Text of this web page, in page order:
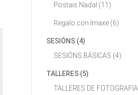
Postais Nadal (11)
Regalo con Imaxe (6)
SESIÓNS (4)
SESIÓNS BÁSICAS (4)
TALLERES (5)
TALLERES DE FOTOGRAFIA